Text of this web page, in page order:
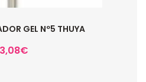
GEL Nº5 THUYA
3,08€